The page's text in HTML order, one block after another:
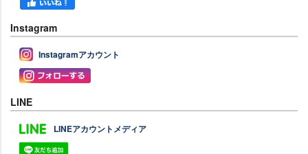
Instagram
Instagramアカウント
LINE
LINEアカウントメディア